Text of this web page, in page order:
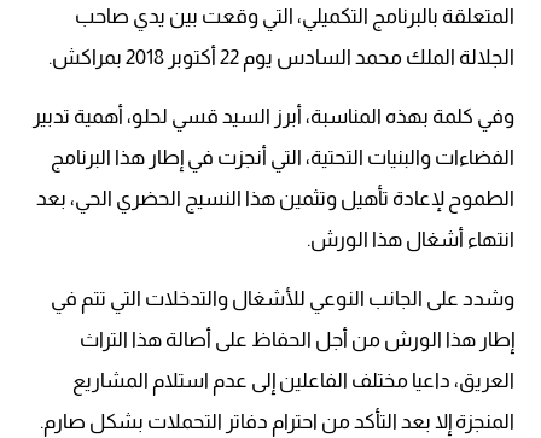
المتعلقة بالبرنامج التكميلي، التي وقعت بين يدي صاحب
الجلالة الملك محمد السادس يوم 22 أكتوبر 2018 بمراكش.
وفي كلمة بهذه المناسبة، أبرز السيد قسي لحلو، أهمية تدبير
الفضاءات والبنيات التحتية، التي أنجزت في إطار هذا البرنامج
الطموح لإعادة تأهيل وتثمين هذا النسيج الحضري الحي، بعد
انتهاء أشغال هذا الورش.
وشدد على الجانب النوعي للأشغال والتدخلات التي تتم في
إطار هذا الورش من أجل الحفاظ على أصالة هذا التراث
العريق، داعيا مختلف الفاعلين إلى عدم استلام المشاريع
المنجزة إلا بعد التأكد من احترام دفاتر التحملات بشكل صارم.